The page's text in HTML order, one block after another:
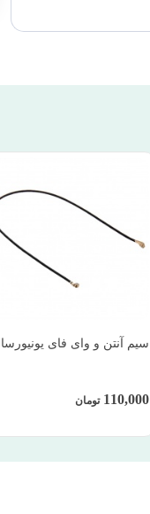
سیم آنتن و وای فای
110,000 تومان